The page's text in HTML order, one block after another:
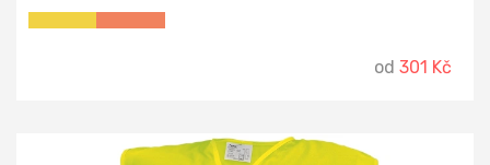
od 301 Kč